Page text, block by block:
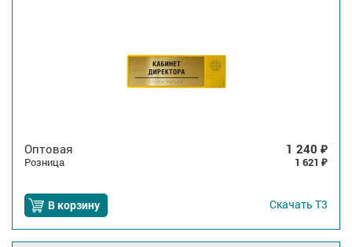
Оптовая 1 240 ₽
Розница 1 621 ₽
В корзину Скачать Т3